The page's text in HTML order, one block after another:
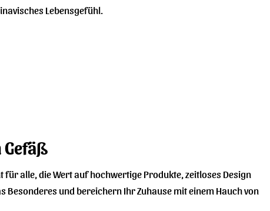
Lebensgefühl.
Gefäß
für alle, die Wert auf hochwertige Produkte, zeitloses Design
und bereichern Ihr Zuhause mit einem Hauch von